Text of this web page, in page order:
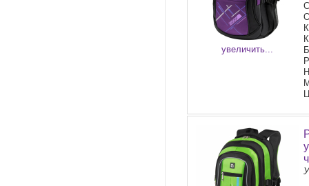
увеличить...